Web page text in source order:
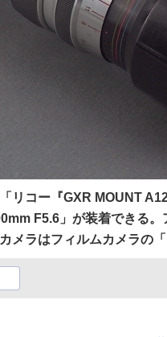
リコー『GXR MOUNT
F5.6」が装着できる
メラはフィルムカメラの「